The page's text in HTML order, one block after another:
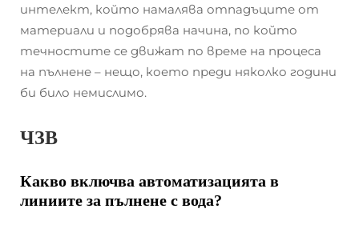
интелект, който намалява отпадъците от
материали и подобрява начина, по който
течностите се движат по време на процеса
на пълнене – нещо, което преди няколко години
би било немислимо.
ЧЗВ
Какво включва автоматизацията в
линиите за пълнене с вода?